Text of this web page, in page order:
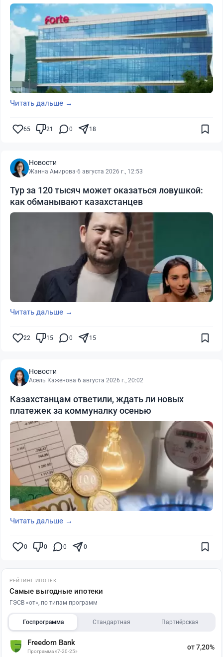
Читать дальше →
65 21 0 18
Новости
Жанна Амирова·6 августа 2026 г., 12:53
Тур за 120 тысяч может оказаться ловушкой:
как обманывают казахстанцев
Читать дальше →
22 15 0 15
Новости
Асель Каженова·6 августа 2026 г., 20:02
Казахстанцам ответили, ждать ли новых
платежек за коммуналку осенью
Читать дальше →
0 0 0 0
РЕЙТИНГ ИПОТЕК
Самые выгодные ипотеки
ГЭСВ «от», по типам программ
Госпрограмма Стандартная Партнёрская
Freedom Bank
Программа «7-20-25»
от 7,20%